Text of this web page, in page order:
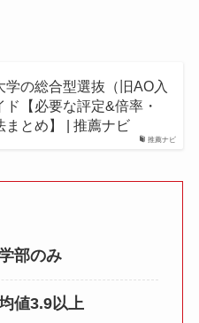
推薦ナビ
学の総合型選抜（旧AO入
ド【必要な評定&倍率・
まとめ】 | 推薦ナビ
部のみ
値3.9以上